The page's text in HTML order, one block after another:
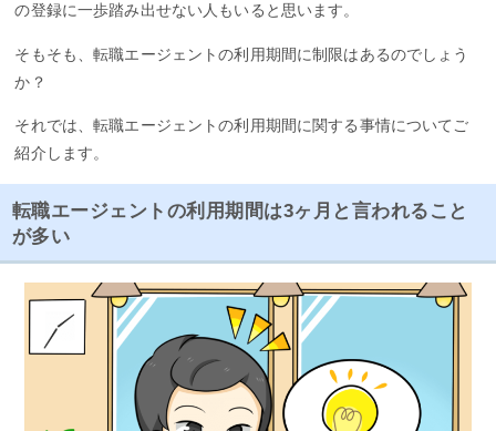
の登録に一歩踏み出せない人もいると思います。
そもそも、転職エージェントの利用期間に制限はあるのでしょう
か？
それでは、転職エージェントの利用期間に関する事情についてご
紹介します。
転職エージェントの利用期間は3ヶ月と言われること
が多い